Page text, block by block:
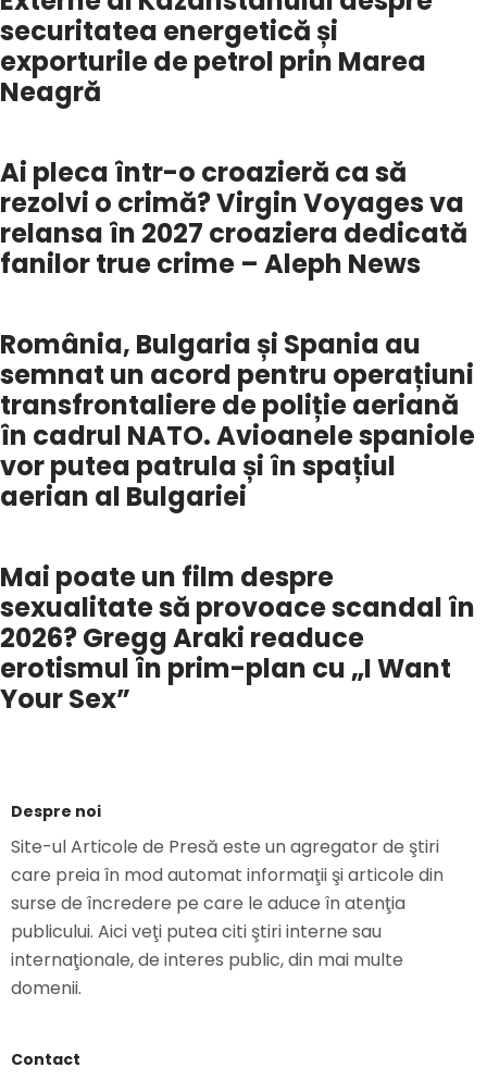
securitatea energetică și
exporturile de petrol prin Marea
Neagră
Ai pleca într-o croazieră ca să
rezolvi o crimă? Virgin Voyages va
relansa în 2027 croaziera dedicată
fanilor true crime – Aleph News
România, Bulgaria și Spania au
semnat un acord pentru operațiuni
transfrontaliere de poliție aeriană
în cadrul NATO. Avioanele spaniole
vor putea patrula și în spațiul
aerian al Bulgariei
Mai poate un film despre
sexualitate să provoace scandal în
2026? Gregg Araki readuce
erotismul în prim-plan cu „I Want
Your Sex”
Despre noi
Site-ul Articole de Presă este un agregator de ştiri
care preia în mod automat informaţii şi articole din
surse de încredere pe care le aduce în atenţia
publicului. Aici veţi putea citi ştiri interne sau
internaţionale, de interes public, din mai multe
domenii.
Contact